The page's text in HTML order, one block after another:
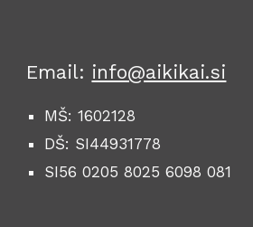
Email: info@aikikai.si
MŠ: 1602128
DŠ: SI44931778
SI56 0205 8025 6098 081